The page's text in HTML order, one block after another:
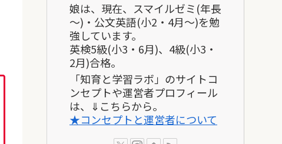
娘は、現在、スマイルゼミ(年長
～)・公文英語(小2・4月～)を勉
強しています。
英検5級(小3・6月)、4級(小3・
2月)合格。
「知育と学習ラボ」のサイトコ
ンセプトや運営者プロフィール
は、⇓こちらから。
★コンセプトと運営者について